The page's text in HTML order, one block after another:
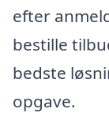
efter
bestille
bedste
opgave.